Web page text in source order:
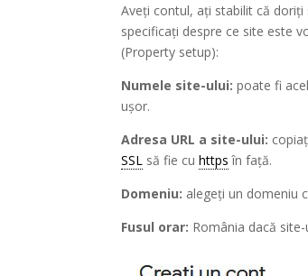
Aveți contul, ați stabilit că
specificați despre ce site este
(Property setup):
Numele site-ului: poate fi
ușor.
Adresa URL a site-ului:
SSL să fie cuhttps în față.
Domeniu: alegeți un domeniu
Fusul orar: România dacă